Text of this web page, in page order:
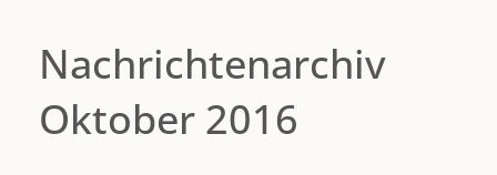
Nachrichtenarchiv
Oktober 2016